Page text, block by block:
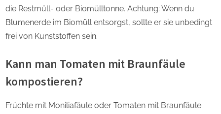
die Restmüll- oder Biomülltonne. Achtung: Wenn du
Blumenerde im Biomüll entsorgst, sollte er sie unbedingt
frei von Kunststoffen sein.
Kann man Tomaten mit Braunfäule
kompostieren?
Früchte mit Moniliafäule oder Tomaten mit Braunfäule